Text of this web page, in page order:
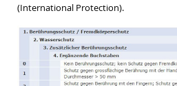
(International Protection).